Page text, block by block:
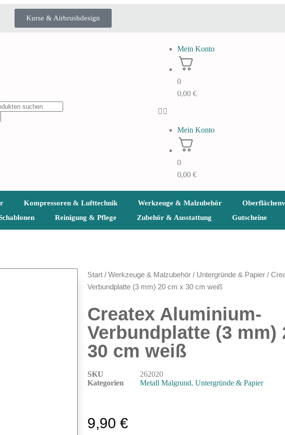
Kurse & Airbrushdesign
Mein Konto
0
0,00 €
Mein Konto
0
0,00 €
Kompressoren & Lufttechnik Werkzeuge & Malzubehör
Reinigung & Pflege Zubehör & Ausstattung Gutscheine
Start / Werkzeuge & Malzubehör / Untergründe & Papier /
Verbundplatte (3 mm) 20 cm x 30 cm weiß
Createx Aluminium-
Verbundplatte (3 mm)
30 cm weiß
SKU
262020
Kategorien
Metall Malgrund, Untergründe & Papier
9,90 €